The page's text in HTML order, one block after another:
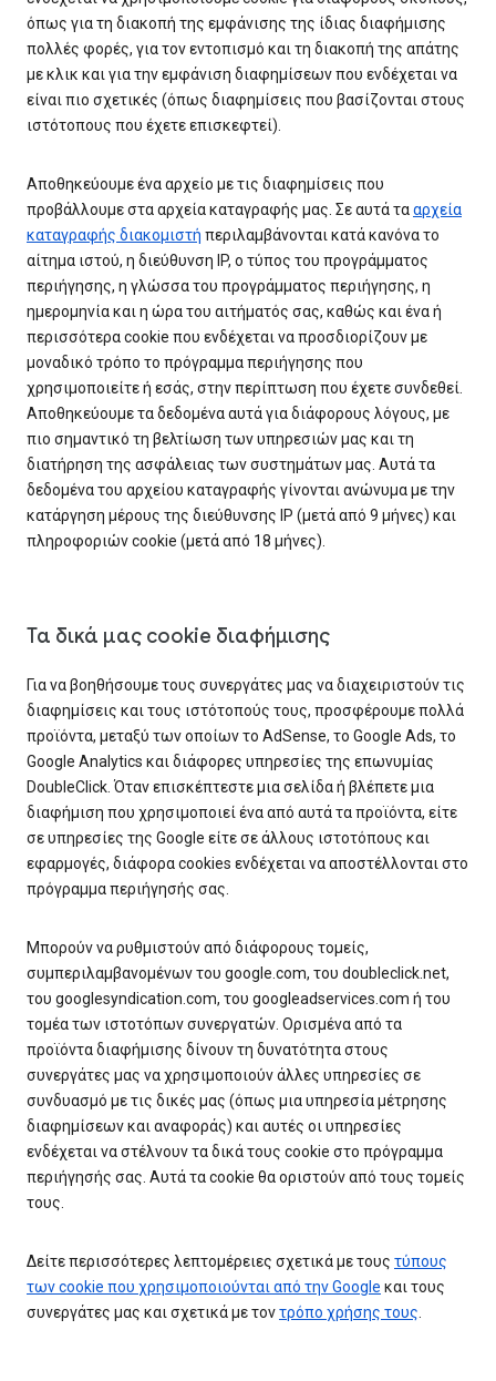
όπως για τη διακοπή της εμφάνισης της ίδιας διαφήμισης
πολλές φορές, για τον εντοπισμό και τη διακοπή της απάτης
με κλικ και για την εμφάνιση διαφημίσεων που ενδέχεται να
είναι πιο σχετικές (όπως διαφημίσεις που βασίζονται στους
ιστότοπους που έχετε επισκεφτεί).
Αποθηκεύουμε ένα αρχείο με τις διαφημίσεις που
προβάλλουμε στα αρχεία καταγραφής μας. Σε αυτά τααρχεία
καταγραφής διακομιστή περιλαμβάνονται κατά κανόνα το
αίτημα ιστού, η διεύθυνση IP, ο τύπος του προγράμματος
περιήγησης, η γλώσσα του προγράμματος περιήγησης, η
ημερομηνία και η ώρα του αιτήματός σας, καθώς και ένα ή
περισσότερα cookie που ενδέχεται να προσδιορίζουν με
μοναδικό τρόπο το πρόγραμμα περιήγησης που
χρησιμοποιείτε ή εσάς, στην περίπτωση που έχετε συνδεθεί.
Αποθηκεύουμε τα δεδομένα αυτά για διάφορους λόγους, με
πιο σημαντικό τη βελτίωση των υπηρεσιών μας και τη
διατήρηση της ασφάλειας των συστημάτων μας. Αυτά τα
δεδομένα του αρχείου καταγραφής γίνονται ανώνυμα με την
κατάργηση μέρους της διεύθυνσης IP (μετά από 9 μήνες) και
πληροφοριών cookie (μετά από 18 μήνες).
Τα δικά μας cookie διαφήμισης
Για να βοηθήσουμε τους συνεργάτες μας να διαχειριστούν τις
διαφημίσεις και τους ιστότοπούς τους, προσφέρουμε πολλά
προϊόντα, μεταξύ των οποίων το AdSense, το Google Ads, το
Google Analytics και διάφορες υπηρεσίες της επωνυμίας
DoubleClick. Όταν επισκέπτεστε μια σελίδα ή βλέπετε μια
διαφήμιση που χρησιμοποιεί ένα από αυτά τα προϊόντα, είτε
σε υπηρεσίες της Google είτε σε άλλους ιστοτόπους και
εφαρμογές, διάφορα cookies ενδέχεται να αποστέλλονται στο
πρόγραμμα περιήγησής σας.
Μπορούν να ρυθμιστούν από διάφορους τομείς,
συμπεριλαμβανομένων του google.com, του doubleclick.net,
του googlesyndication.com, του googleadservices.com ή του
τομέα των ιστοτόπων συνεργατών. Ορισμένα από τα
προϊόντα διαφήμισης δίνουν τη δυνατότητα στους
συνεργάτες μας να χρησιμοποιούν άλλες υπηρεσίες σε
συνδυασμό με τις δικές μας (όπως μια υπηρεσία μέτρησης
διαφημίσεων και αναφοράς) και αυτές οι υπηρεσίες
ενδέχεται να στέλνουν τα δικά τους cookie στο πρόγραμμα
περιήγησής σας. Αυτά τα cookie θα οριστούν από τους τομείς
τους.
Δείτε περισσότερες λεπτομέρειες σχετικά με τους τύπους
των cookie που χρησιμοποιούνται από την Google και τους
συνεργάτες μας και σχετικά με τοντρόπο χρήσης τους.